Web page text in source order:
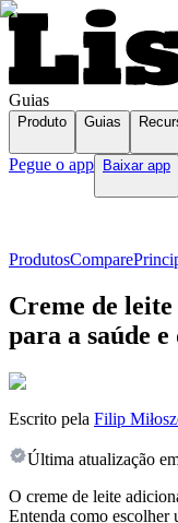
Guias
Produto Guias
Pegue o app Baixar app
ProdutosCompare
Creme de
para a saúde
Escrito pela Filip
Última atualização
O creme de leite
Entenda como escolher